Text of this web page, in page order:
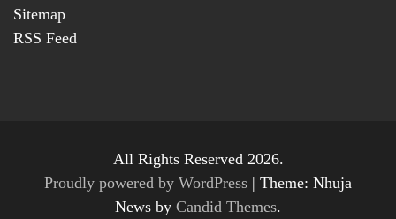
Sitemap
RSS Feed
All Rights Reserved 2026.
Proudly powered by WordPress | Theme: Nhuja
News by Candid Themes.